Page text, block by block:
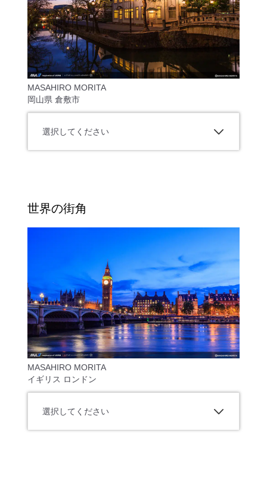
MASAHIRO MORITA
岡山県 倉敷市
選択してください
世界の街角
MASAHIRO MORITA
イギリス ロンドン
選択してください